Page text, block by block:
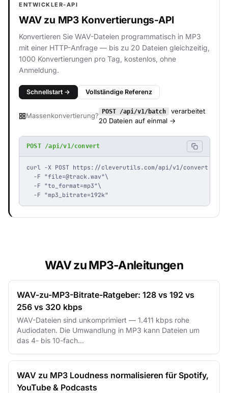
ENTWICKLER-API
WAV zu MP3 Konvertierungs-API
Konvertieren Sie WAV-Dateien programmatisch in MP3
mit einer HTTP-Anfrage — bis zu 20 Dateien gleichzeitig,
1000 Konvertierungen pro Tag, kostenlos, ohne
Anmeldung.
Schnellstart → Vollständige Referenz
Massenkonvertierung?
POST /api/v1/batch
verarbeitet
20 Dateien auf einmal →
POST /api/v1/convert
curl -X POST https://cleverutils.com/api/v1/convert \
  -F "
file=@track.wav"\
  -F "to_format=mp3"\
  -F "mp3_bitrate=192k"
WAV zu MP3-Anleitungen
WAV-zu-MP3-Bitrate-Ratgeber: 128 vs 192 vs
256 vs 320 kbps
WAV-Dateien sind unkomprimiert — 1.411 kbps rohe
Audiodaten. Die Umwandlung in MP3 kann Dateien um
das 4- bis 10-fach...
WAV zu MP3 Loudness normalisieren für Spotify,
YouTube & Podcasts